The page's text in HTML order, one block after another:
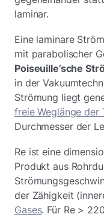
laminar.
Eine laminare
mit parabolischer
Poiseuille’sche
in der
Strömung liegt
freie Weglänge der
Durchmesser der
Re ist eine
Produkt aus
der Zähigkeit
Gases. Für Re >